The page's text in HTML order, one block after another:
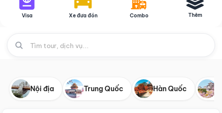
Visa Xe đưa đón Combo Thêm
Nội địa Trung Quốc Hàn Quốc